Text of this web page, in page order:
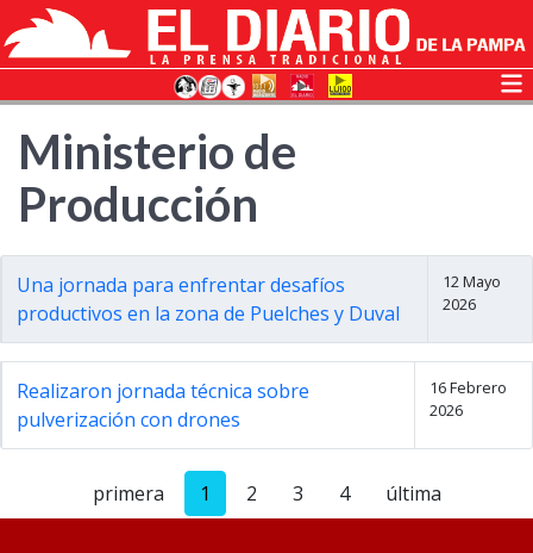
Ministerio de
Producción
Una jornada para enfrentar desafíos
productivos en la zona de Puelches y Duval
12 Mayo
2026
Realizaron jornada técnica sobre
pulverización con drones
16 Febrero
2026
primera 1 2 3 4 última